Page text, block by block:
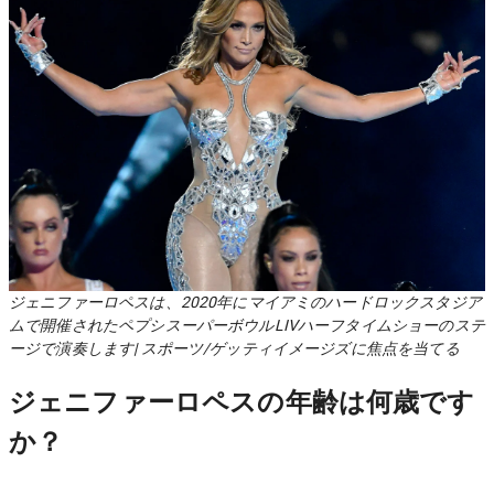
ジェニファーロペスは、2020年にマイアミのハードロックスタジア
ムで開催されたペプシスーパーボウルLIVハーフタイムショーのステ
ージで演奏します| スポーツ/ゲッティイメージズに焦点を当てる
ジェニファーロペスの年齢は何歳です
か？